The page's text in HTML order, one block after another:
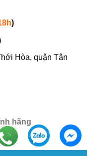
)
Hòa, quận Tân
hãng